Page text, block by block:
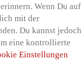
Wenn Du auf
mit der
Du kannst jedoch
eine kontrollierte
Einstellungen